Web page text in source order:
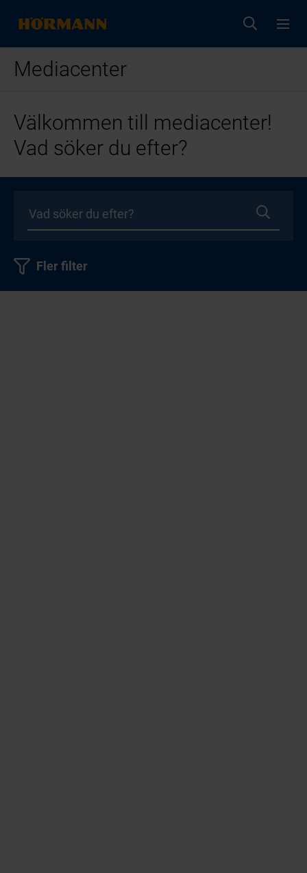
Mediacenter
Välkommen till mediacenter!
Vad söker du efter?
Fler filter